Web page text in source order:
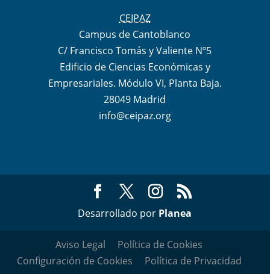
CEIPAZ
Campus de Cantoblanco
C/ Francisco Tomás y Valiente Nº5
Edificio de Ciencias Económicas y
Empresariales. Módulo VI, Planta Baja.
28049 Madrid
info@ceipaz.org
Desarrollado por Planea
Aviso Legal
Política de Cookies
Configuración de Cookies
Política de Privacidad